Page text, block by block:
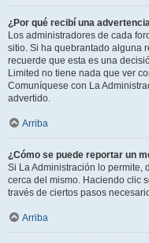
¿Por qué recibí una
Los administradores de cada
sitio. Si ha quebrantado alguna
recuerde que esta es una
Limited no tiene nada que ver
Comuníquese con La
advertido.
Arriba
¿Cómo se puede reportar un
Si La Administración lo permite,
cerca del mismo. Haciendo clic
través de ciertos pasos
Arriba